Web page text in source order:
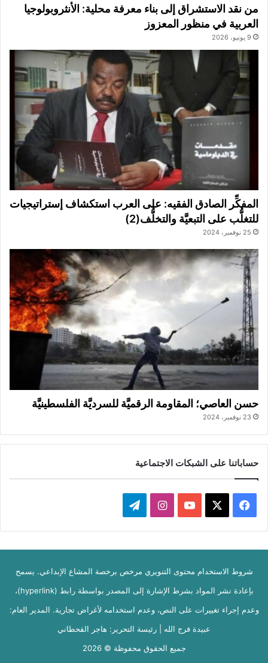
من نقد الاستشراق إلى بناء معرفة محلية: الأنثروبولوجيا
العربية في منظور المعزوز
9 يونيو، 2026
المفكِّر الصادق الفقيه: على العرب استكشاف إستراتيجيات
للتغلُّب على التبعيَّة والتخلُّف(2)
25 نوفمبر، 2024
حسن العاصي؛ المقاومة الرقميَّة للسرديَّة الفلسطينيَّة
23 نوفمبر، 2024
حساباتنا على الشبكات الاجتماعية
ي
س
ب
X
Y
o
u
b
ن
س
ت
ر
ا
ي
ل
ق
م
شروط الاستخدام محتوى التنويري مرخص برخصة المشاع الإبداعي. يسمح
بإعادة نشر المواد بشرط الإشارة إلى المصدر بواسطة رابط (hyperlink)،
وعدم إجراء تغييرات على النص، وعدم استخدامه لأغراض تجارية. المدير العام:
عبيدة فرج الله | رئيسة التحرير: هاجر القحطاني
جميع الحقوق محفوظة © 2026